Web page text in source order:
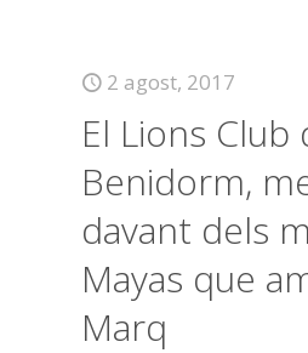
2 agost, 2017
El Lions Club
Benidorm,
davant dels
Mayas que
Marq